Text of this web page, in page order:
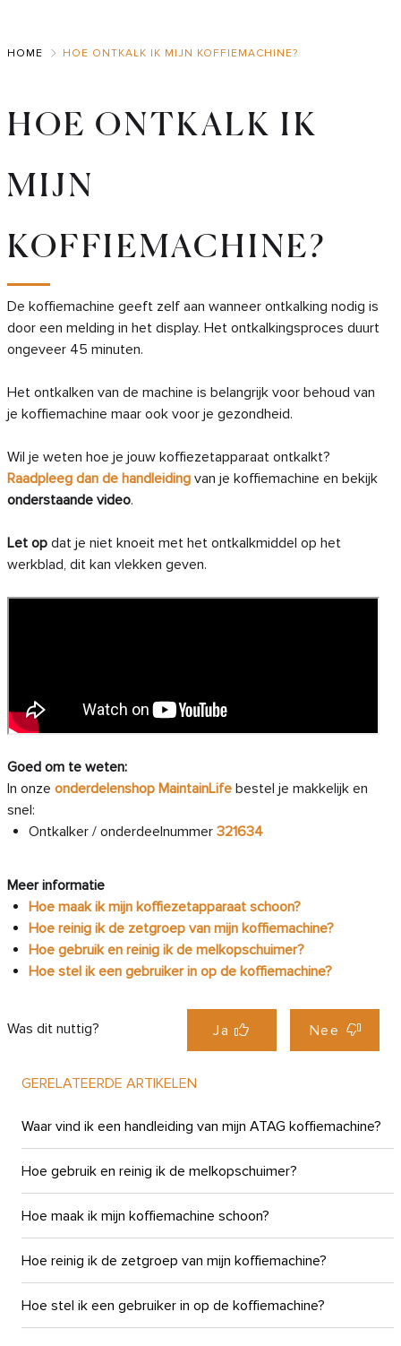
Main
HOME HOE ONTKALK IK MIJN KOFFIEMACHINE?
HOE ONTKALK IK
MIJN
KOFFIEMACHINE?
De koffiemachine geeft zelf aan wanneer ontkalking nodig is
door een melding in het display. Het ontkalkingsproces duurt
ongeveer 45 minuten.
Het ontkalken van de machine is belangrijk voor behoud van
je koffiemachine maar ook voor je gezondheid.
Wil je weten hoe je jouw koffiezetapparaat ontkalkt?
Raadpleeg dan de handleiding van je koffiemachine en bekijk
onderstaande video.
Let op dat je niet knoeit met het ontkalkmiddel op het
werkblad, dit kan vlekken geven.
Goed om te weten:
In onze onderdelenshop MaintainLife bestel je makkelijk en
snel:
Ontkalker / onderdeelnummer 321634
Meer informatie
Hoe maak ik mijn koffiezetapparaat schoon?
Hoe reinig ik de zetgroep van mijn koffiemachine?
Hoe gebruik en reinig ik de melkopschuimer?
Hoe stel ik een gebruiker in op de koffiemachine?
Was dit nuttig? Ja Nee
GERELATEERDE ARTIKELEN
Waar vind ik een handleiding van mijn ATAG koffiemachine?
Hoe gebruik en reinig ik de melkopschuimer?
Hoe maak ik mijn koffiemachine schoon?
Hoe reinig ik de zetgroep van mijn koffiemachine?
Hoe stel ik een gebruiker in op de koffiemachine?